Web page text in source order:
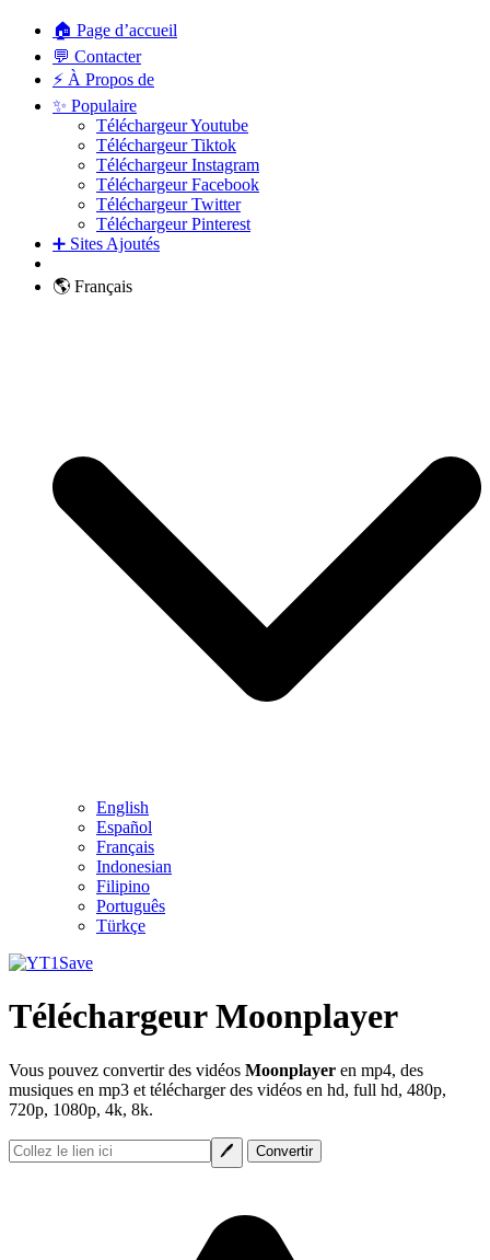
🏠 Page d’accueil
💬 Contacter
⚡ À Propos de
✨ Populaire
Téléchargeur Youtube
Téléchargeur Tiktok
Téléchargeur Instagram
Téléchargeur Facebook
Téléchargeur Twitter
Téléchargeur Pinterest
➕ Sites Ajoutés
🌎 Français
English
Español
Français
Indonesian
Filipino
Português
Türkçe
Téléchargeur Moonplayer
Vous pouvez convertir des vidéos Moonplayer en mp4, des
musiques en mp3 et télécharger des vidéos en hd, full hd, 480p,
720p, 1080p, 4k, 8k.